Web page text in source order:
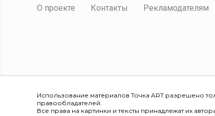
О проекте Контакты Рекламодателям
Использование материалов Точка ART разрешено
правообладателей.
Все права на картинки и тексты принадлежат их